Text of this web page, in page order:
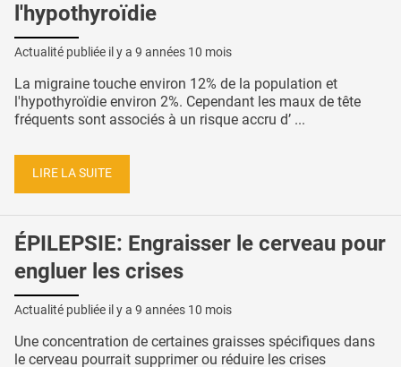
l'hypothyroïdie
Actualité publiée il y a 9 années 10 mois
La migraine touche environ 12% de la population et
l'hypothyroïdie environ 2%. Cependant les maux de tête
fréquents sont associés à un risque accru d’ ...
LIRE LA SUITE
ÉPILEPSIE: Engraisser le cerveau pour
engluer les crises
Actualité publiée il y a 9 années 10 mois
Une concentration de certaines graisses spécifiques dans
le cerveau pourrait supprimer ou réduire les crises